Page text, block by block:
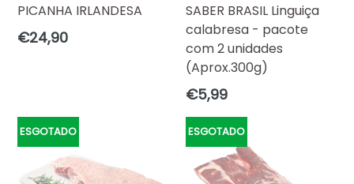
PICANHA IRLANDESA
Preço
normal
€24,90
SABER BRASIL Linguiça
calabresa - pacote
com 2 unidades
(Aprox.300g)
Preço
normal
€5,99
ESGOTADO ESGOTADO